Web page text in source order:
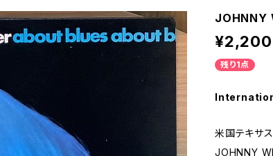
JOHNNY
¥2,200
残り1点
米国テキサ
JOHNNY